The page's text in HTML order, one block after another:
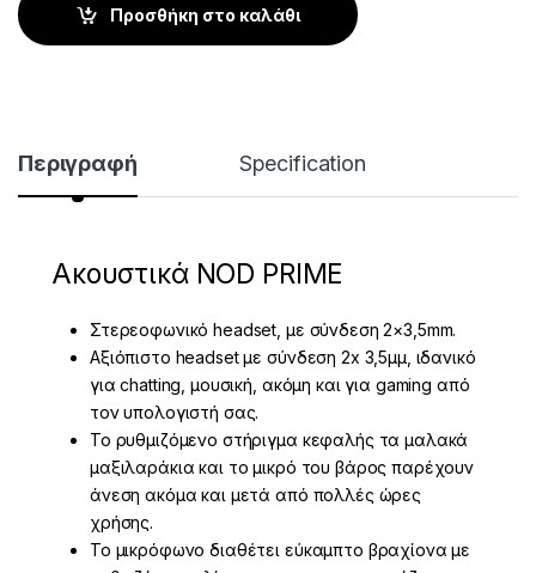
Προσθήκη στο καλάθι
Περιγραφή Specification
Ακουστικά NOD PRIME
Στερεοφωνικό headset, με σύνδεση 2×3,5mm.
Αξιόπιστο headset με σύνδεση 2x 3,5μμ, ιδανικό
για chatting, μουσική, ακόμη και για gaming από
τον υπολογιστή σας.
Το ρυθμιζόμενο στήριγμα κεφαλής τα μαλακά
μαξιλαράκια και το μικρό του βάρος παρέχουν
άνεση ακόμα και μετά από πολλές ώρες
χρήσης.
Το μικρόφωνο διαθέτει εύκαμπτο βραχίονα με